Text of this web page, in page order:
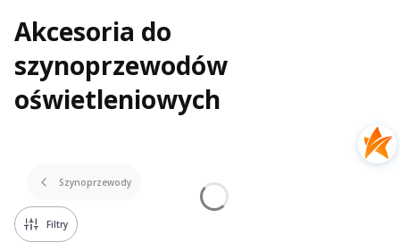
Akcesoria do
szynoprzewodów
oświetleniowych
Szynoprzewody
Filtry